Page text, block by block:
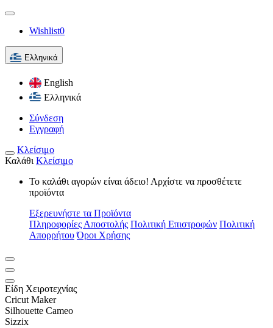
Wishlist0
Ελληνικά
English
Ελληνικά
Σύνδεση
Εγγραφή
Κλείσιμο
Καλάθι Κλείσιμο
Το καλάθι αγορών είναι άδειο! Αρχίστε να προσθέτετε
προϊόντα
Εξερευνήστε τα Προϊόντα
Πληροφορίες Αποστολής Πολιτική Επιστροφών Πολιτική
Απορρήτου Όροι Χρήσης
Είδη Xειροτεχνίας
Cricut Maker
Silhouette Cameo
Sizzix